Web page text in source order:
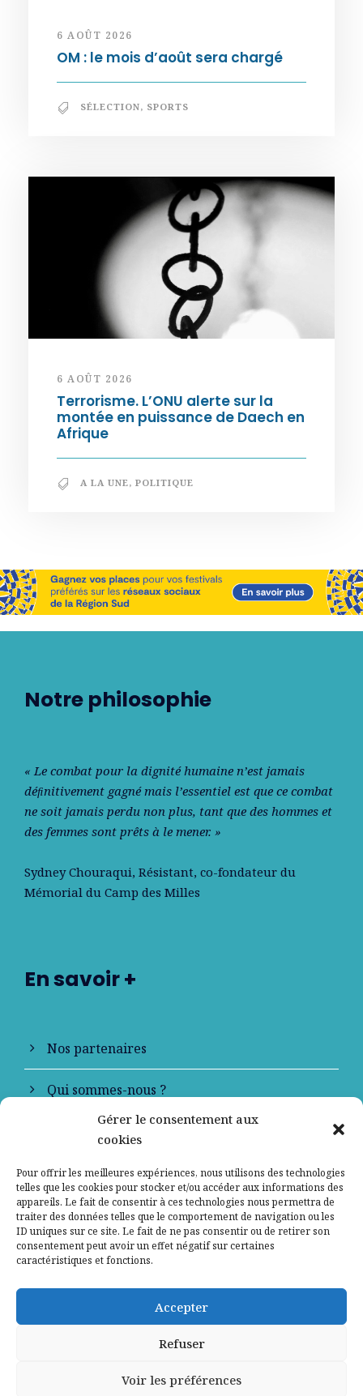
Gérer le consentement aux
cookies
Pour offrir les meilleures expériences, nous utilisons des technologies
telles que les cookies pour stocker et/ou accéder aux informations des
appareils. Le fait de consentir à ces technologies nous permettra de
traiter des données telles que le comportement de navigation ou les
ID uniques sur ce site. Le fait de ne pas consentir ou de retirer son
consentement peut avoir un effet négatif sur certaines
caractéristiques et fonctions.
Accepter
Refuser
Voir les préférences
6 AOÛT 2026
OM : le mois d’août sera chargé
SÉLECTION, SPORTS
6 AOÛT 2026
Terrorisme. L’ONU alerte sur la
montée en puissance de Daech en
Afrique
A LA UNE, POLITIQUE
Notre philosophie
« Le combat pour la dignité humaine n’est jamais
déﬁnitivement gagné mais l’essentiel est que ce combat
ne soit jamais perdu non plus, tant que des hommes et
des femmes sont prêts à le mener. »
Sydney Chouraqui, Résistant, co-fondateur du
Mémorial du Camp des Milles
En savoir +
Nos partenaires
Qui sommes-nous ?
Contactez-nous
Mentions légales
Politique de confidentialité